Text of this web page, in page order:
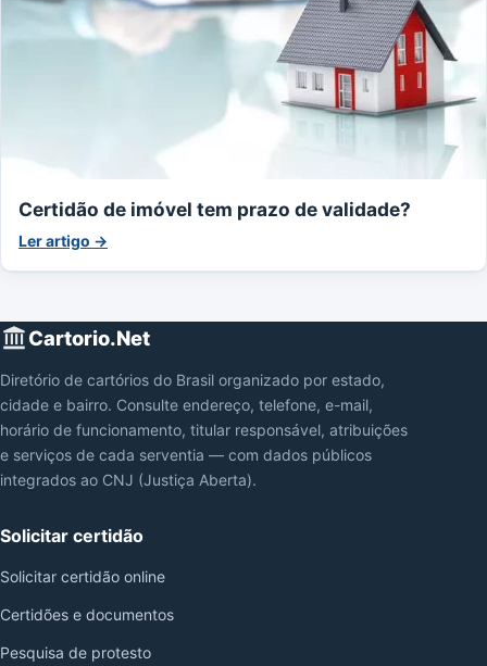
Certidão de imóvel tem prazo de validade?
Ler artigo →
Cartorio.Net
Diretório de cartórios do Brasil organizado por estado,
cidade e bairro. Consulte endereço, telefone, e-mail,
horário de funcionamento, titular responsável, atribuições
e serviços de cada serventia — com dados públicos
integrados ao CNJ (Justiça Aberta).
Solicitar certidão
Solicitar certidão online
Certidões e documentos
Pesquisa de protesto